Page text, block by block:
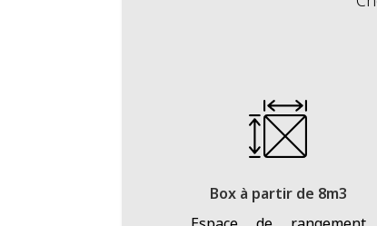
Box à partir de 8m3